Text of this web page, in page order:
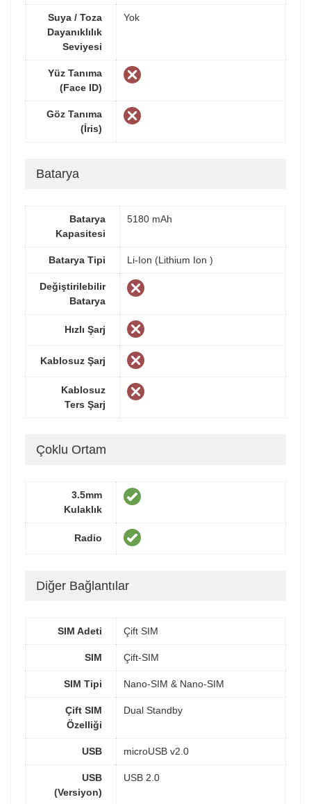
Suya / Toza
Dayanıklılık
Seviyesi
Yok
Yüz Tanıma
(Face ID)
Göz Tanıma
(İris)
Batarya
Batarya
Kapasitesi
5180 mAh
Batarya Tipi Li-Ion (Lithium Ion )
Değiştirilebilir
Batarya
Hızlı Şarj
Kablosuz Şarj
Kablosuz
Ters Şarj
Çoklu Ortam
3.5mm
Kulaklık
Radio
Diğer Bağlantılar
SIM Adeti Çift SIM
SIM Çift-SIM
SIM Tipi Nano-SIM & Nano-SIM
Çift SIM
Özelliği
Dual Standby
USB microUSB v2.0
USB
(Versiyon)
USB 2.0